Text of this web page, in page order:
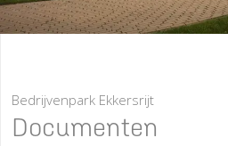
Bedrijvenpark Ekkersrijt
Documenten